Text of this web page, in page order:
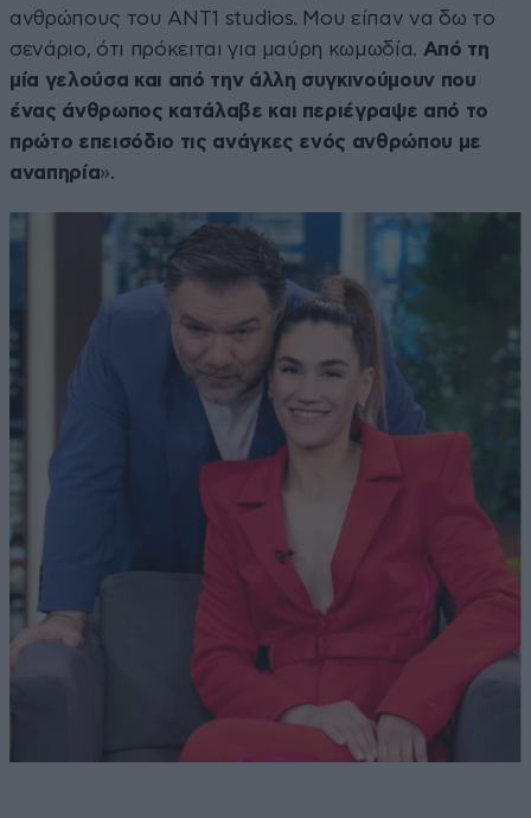
ανθρώπους του ΑΝΤ1 studios. Μου είπαν να δω το
σενάριο, ότι πρόκειται για μαύρη κωμωδία. Από τη
μία γελούσα και από την άλλη συγκινούμουν που
ένας άνθρωπος κατάλαβε και περιέγραψε από το
πρώτο επεισόδιο τις ανάγκες ενός ανθρώπου με
αναπηρία».